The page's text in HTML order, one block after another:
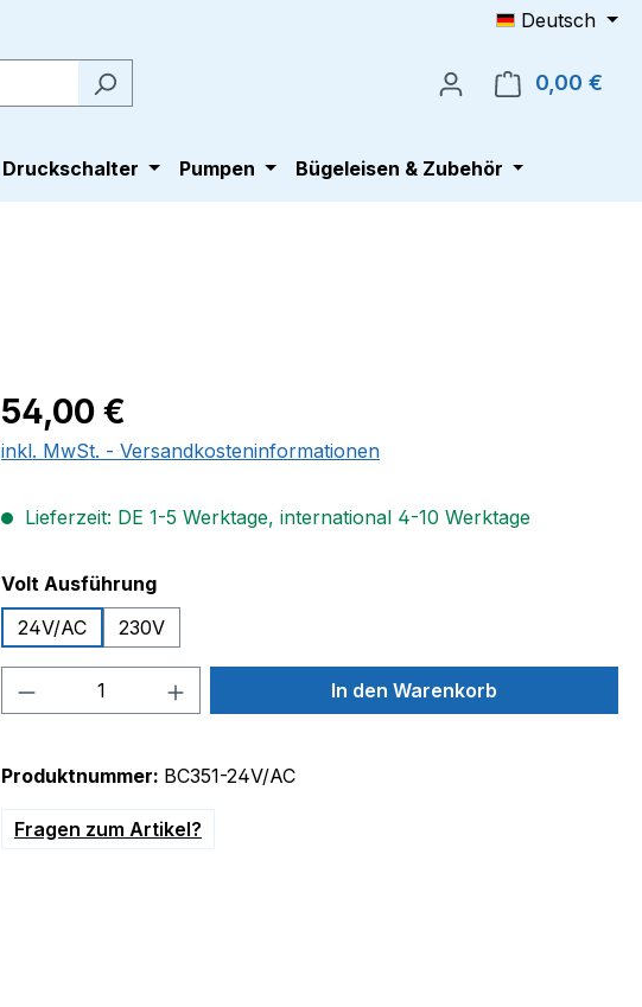
Deutsch
0,00 €
Druckschalter Pumpen Bügeleisen & Zubehör
Regulärer Preis:
54,00 €
inkl. MwSt. - Versandkosteninformationen
Lieferzeit: DE 1-5 Werktage, international 4-10 Werktage
Volt Ausführungauswählen
24V/AC
230V
Produkt Anzahl: Gib den gewünschten Wert
In den Warenkorb
Produktnummer: BC351-24V/AC
Fragen zum Artikel?